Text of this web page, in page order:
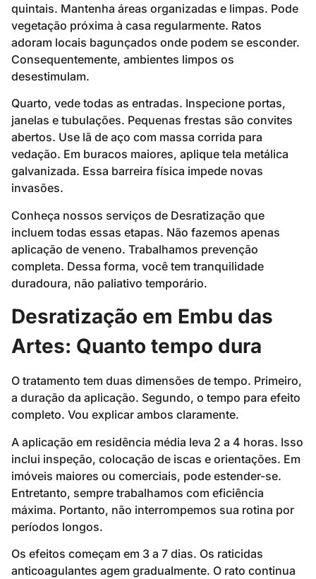
quintais. Mantenha áreas organizadas e limpas. Pode
vegetação próxima à casa regularmente. Ratos
adoram locais bagunçados onde podem se esconder.
Consequentemente, ambientes limpos os
desestimulam.
Quarto, vede todas as entradas. Inspecione portas,
janelas e tubulações. Pequenas frestas são convites
abertos. Use lã de aço com massa corrida para
vedação. Em buracos maiores, aplique tela metálica
galvanizada. Essa barreira física impede novas
invasões.
Conheça nossos serviços de Desratização que
incluem todas essas etapas. Não fazemos apenas
aplicação de veneno. Trabalhamos prevenção
completa. Dessa forma, você tem tranquilidade
duradoura, não paliativo temporário.
Desratização em Embu das
Artes: Quanto tempo dura
O tratamento tem duas dimensões de tempo. Primeiro,
a duração da aplicação. Segundo, o tempo para efeito
completo. Vou explicar ambos claramente.
A aplicação em residência média leva 2 a 4 horas. Isso
inclui inspeção, colocação de iscas e orientações. Em
imóveis maiores ou comerciais, pode estender-se.
Entretanto, sempre trabalhamos com eficiência
máxima. Portanto, não interrompemos sua rotina por
períodos longos.
Os efeitos começam em 3 a 7 dias. Os raticidas
anticoagulantes agem gradualmente. O rato continua